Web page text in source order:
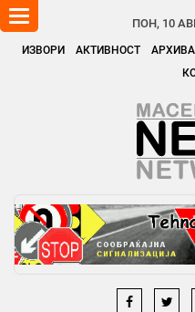
ПОН, 10
ИЗВОРИ АКТИВНОСТ АРХИВА
Toggle
navigation